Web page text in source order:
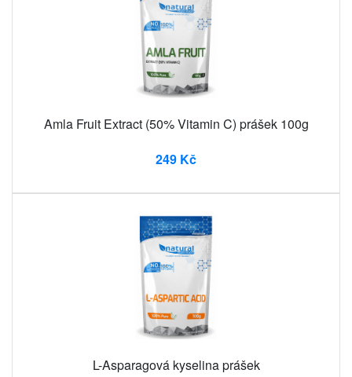
Amla Fruit Extract (50% Vitamin C) prášek 100g
249 Kč
L-Asparagová kyselina prášek